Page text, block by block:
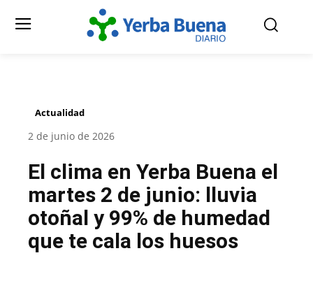
Actualidad
2 de junio de 2026
El clima en Yerba Buena el
martes 2 de junio: lluvia
otoñal y 99% de humedad
que te cala los huesos